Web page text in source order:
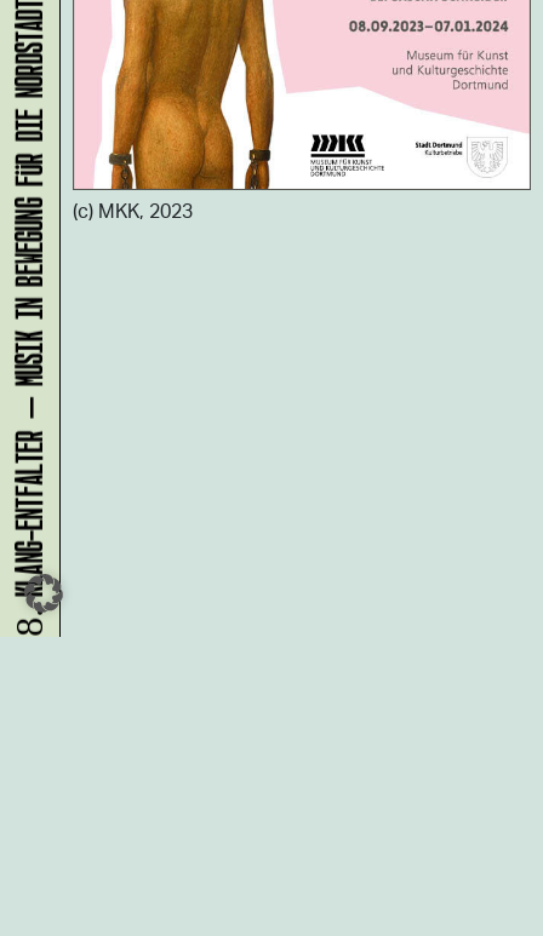
(c) MKK, 2023
08.08.
KLANG-ENTFALTER – MUSIK IN BEWEGUNG FÜR DIE NORDSTADT